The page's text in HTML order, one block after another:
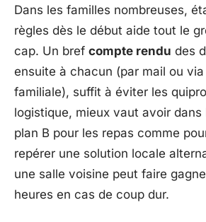
Dans les familles nombreuses,
règles dès le début aide tout le
cap. Un bref compte rendu des
ensuite à chacun (par mail ou
familiale), suffit à éviter les
logistique, mieux vaut avoir dans
plan B pour les repas comme
repérer une solution locale
une salle voisine peut faire
heures en cas de coup dur.